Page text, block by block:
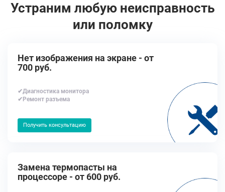
Устраним любую неисправность
или поломку
Нет изображения на экране - от
700 руб.
✔Диагностика монитора
✔Ремонт разъема
Получить консультацию
Замена термопасты на
процессоре - от 600 руб.